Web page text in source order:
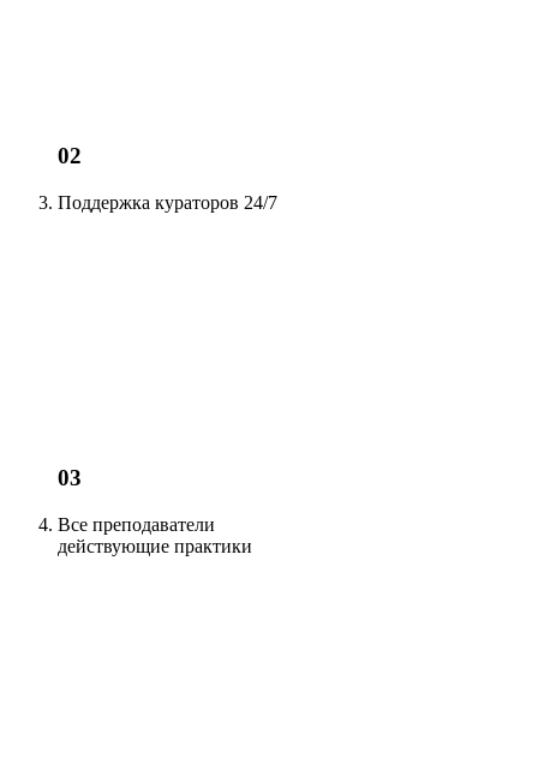
02
Поддержка кураторов 24/7
03
Все преподаватели
действующие практики